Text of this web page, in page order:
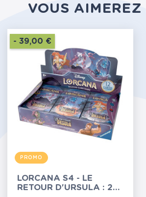
VOUS AIMEREZ
- 39,00 €
PROMO
LORCANA S4 - LE
RETOUR D'URSULA : 24